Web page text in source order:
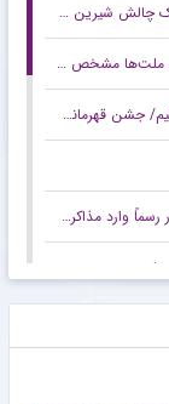
چالش شیرین است
مشخص است
این تیم افتخار است
مذاکره شده است